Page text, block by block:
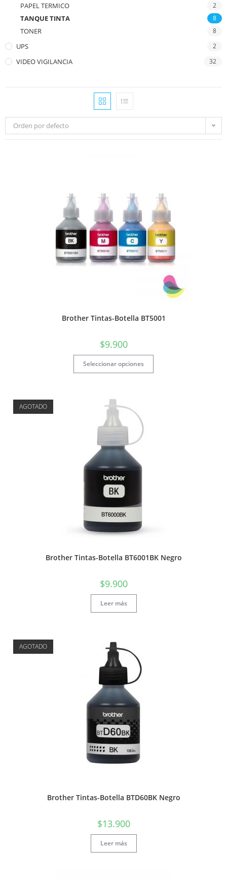
PAPEL TERMICO 2
TANQUE TINTA 8
TONER 8
UPS 2
VIDEO VIGILANCIA 32
Orden por defecto
Brother Tintas-Botella BT5001
$9.900
Seleccionar opciones
AGOTADO
Brother Tintas-Botella BT6001BK Negro
$9.900
Leer más
AGOTADO
Brother Tintas-Botella BTD60BK Negro
$13.900
Leer más